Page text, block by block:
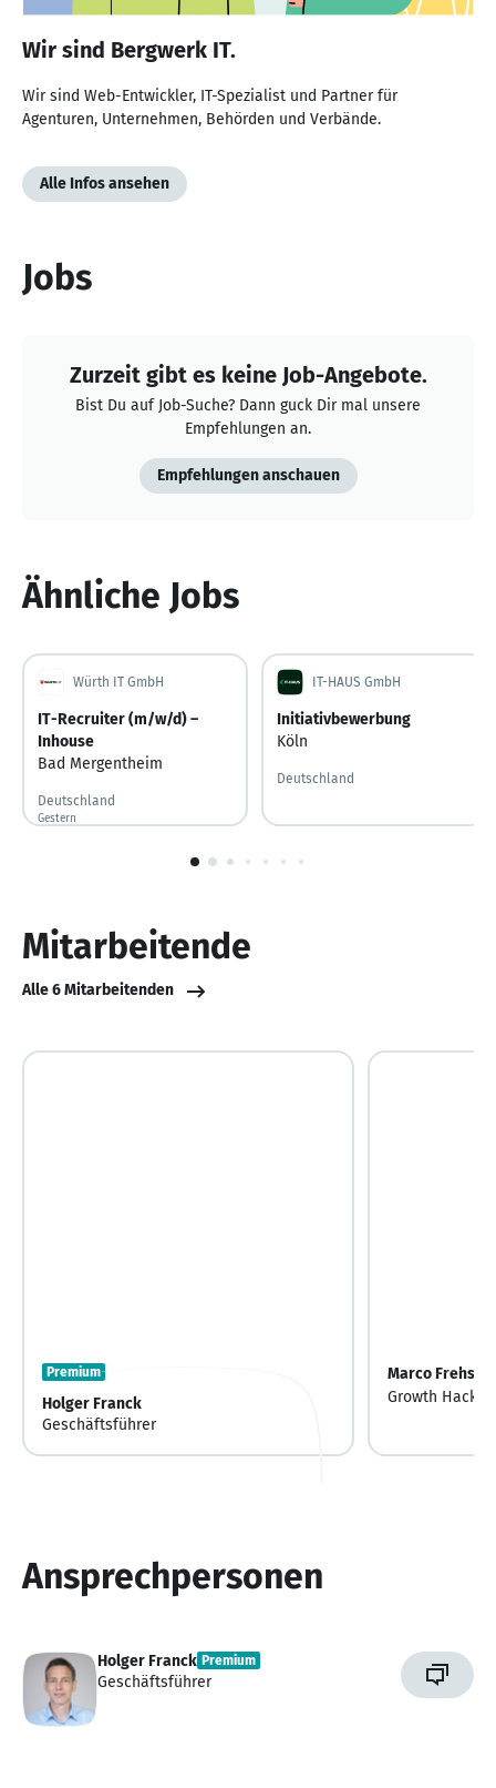
Wir sind Bergwerk IT.
Wir sind Web-Entwickler, IT-Spezialist und Partner für
Agenturen, Unternehmen, Behörden und Verbände.
Alle Infos ansehen
Jobs
Zurzeit gibt es keine Job-Angebote.
Bist Du auf Job-Suche? Dann guck Dir mal unsere
Empfehlungen an.
Empfehlungen anschauen
Ähnliche Jobs
Würth IT GmbH
IT-Recruiter (m/w/d) –
Inhouse
Bad Mergentheim
Deutschland
Gestern
Gestern veröffentlicht
IT-HAUS GmbH
Initiativbewerbung
Köln
Deutschland
1
Mitarbeitende
Alle 6 Mitarbeitenden
Premium
Holger Franck
Geschäftsführer
Marco Frehse
Growth Hacker
Ansprechpersonen
Holger Franck Premium
Geschäftsführer